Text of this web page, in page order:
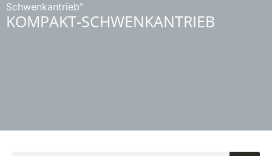
Schwenkantrieb”
KOMPAKT-SCHWENKANTRIEB